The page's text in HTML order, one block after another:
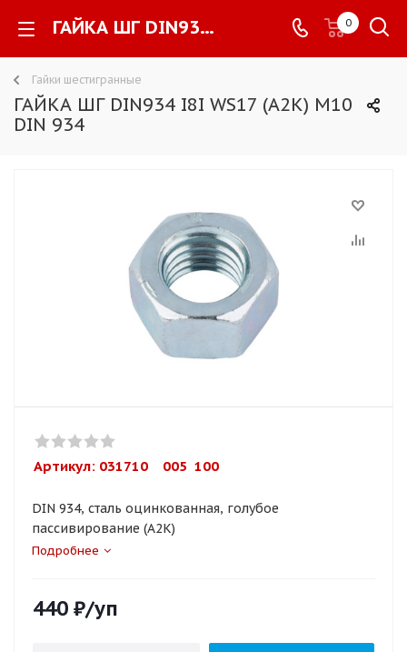
ГАЙКА ШГ DIN934 I8I WS17 (A2K) M10 DIN 934 - 0
Гайки шестигранные
ГАЙКА ШГ DIN934 I8I WS17 (A2K) M10
DIN 934
Артикул: 031710    005  100
DIN 934, сталь оцинкованная, голубое
пассивирование (A2K)
Подробнее
440 ₽/уп